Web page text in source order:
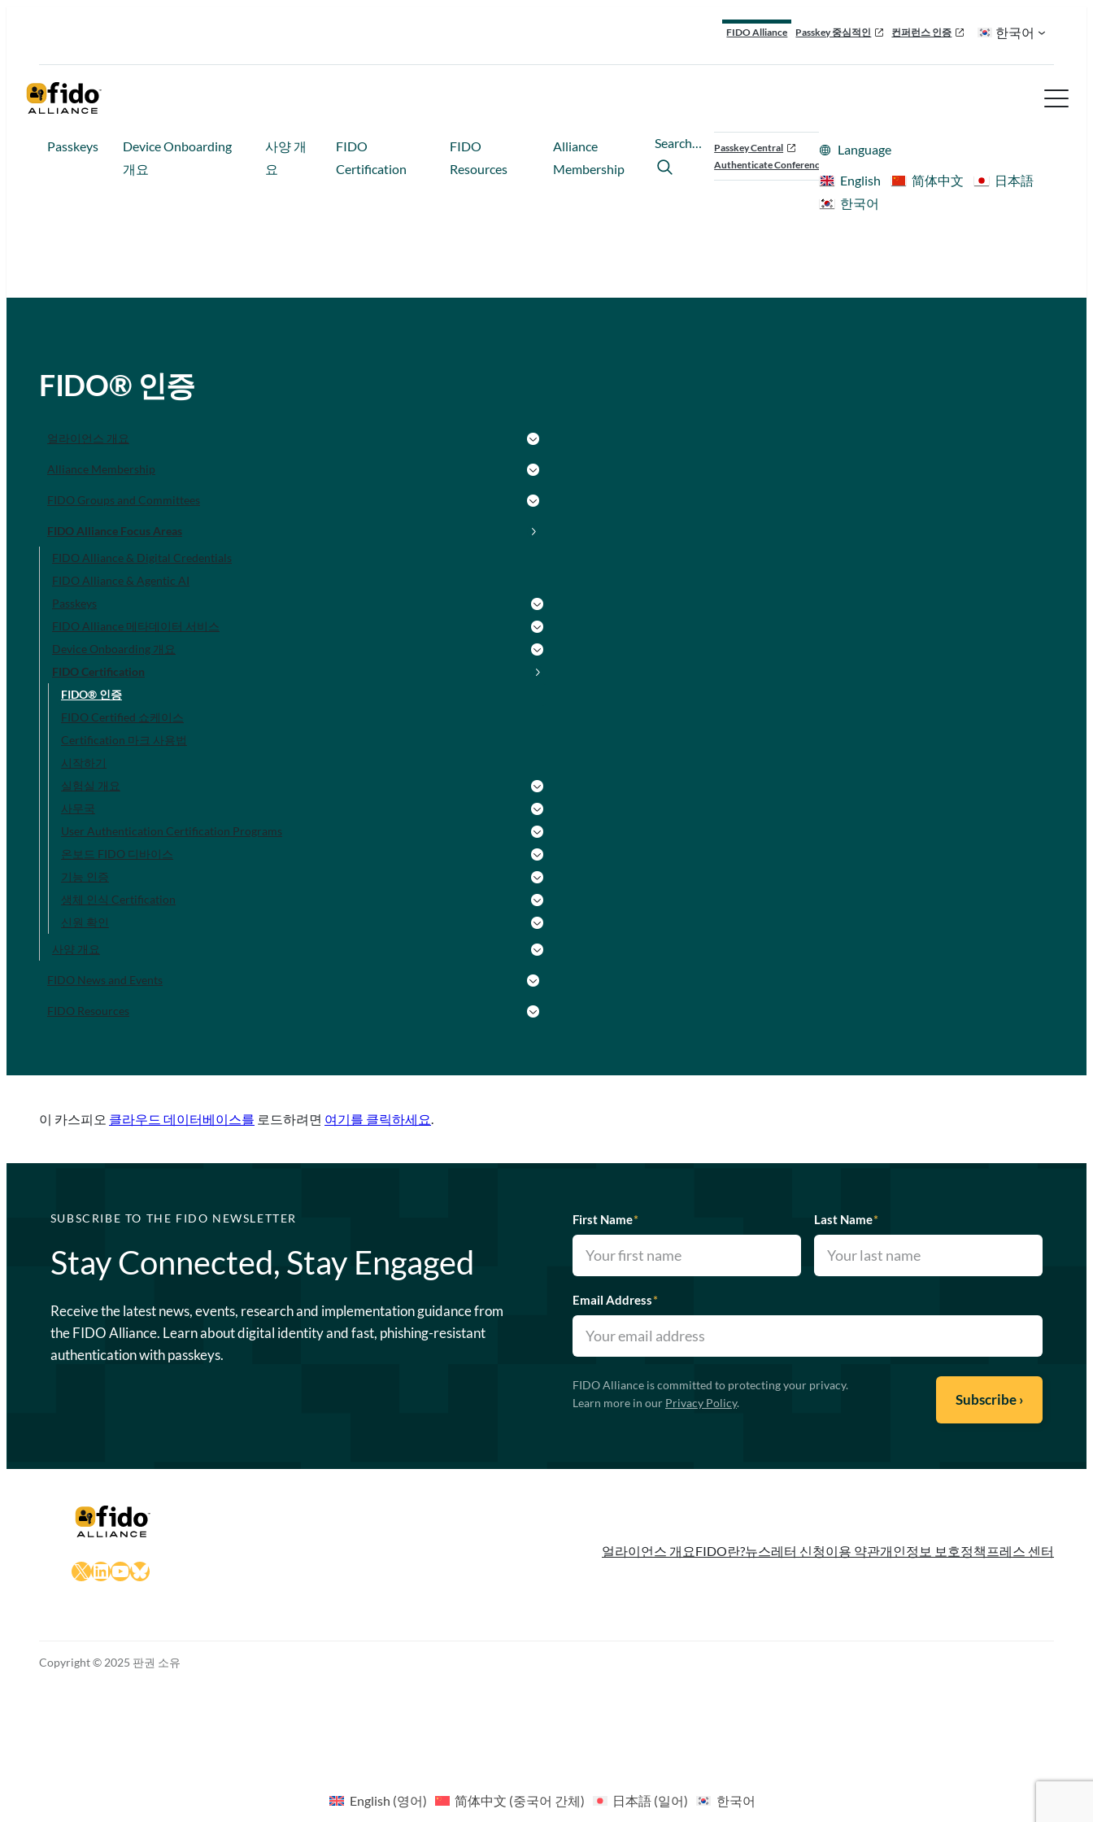
FIDO Alliance Passkey 중심적인 컨퍼런스 인증 한국어
Passkeys
Device Onboarding
개요
사양 개
요
FIDO
Certification
FIDO
Resources
Alliance
Membership
Search…
Passkey Central
Authenticate Conference
Language
English
简体中文
日本語
한국어
FIDO® 인증
얼라이언스 개요
Alliance Membership
FIDO Groups and Committees
FIDO Alliance Focus Areas
FIDO Alliance & Digital Credentials
FIDO Alliance & Agentic AI
Passkeys
FIDO Alliance 메타데이터 서비스
Device Onboarding 개요
FIDO Certification
FIDO® 인증
FIDO Certified 쇼케이스
Certification 마크 사용법
시작하기
실험실 개요
사무국
User Authentication Certification Programs
온보드 FIDO 디바이스
기능 인증
생체 인식 Certification
신원 확인
사양 개요
FIDO News and Events
FIDO Resources
이 카스피오 클라우드 데이터베이스를 로드하려면 여기를 클릭하세요.
SUBSCRIBE TO THE FIDO NEWSLETTER
Stay Connected, Stay Engaged
Receive the latest news, events, research and implementation guidance from
the FIDO Alliance. Learn about digital identity and fast, phishing-resistant
authentication with passkeys.
First Name* Last Name*
Email Address*
FIDO Alliance is committed to protecting your privacy.
Learn more in our Privacy Policy.
X LinkedIn
YouTube
Bluesky
얼라이언스 개요FIDO란?뉴스레터 신청이용 약관개인정보 보호정책 프레스 센터
Copyright © 2025 판권 소유
English (영어) 简体中文 (중국어 간체) 日本語 (일어) 한국어